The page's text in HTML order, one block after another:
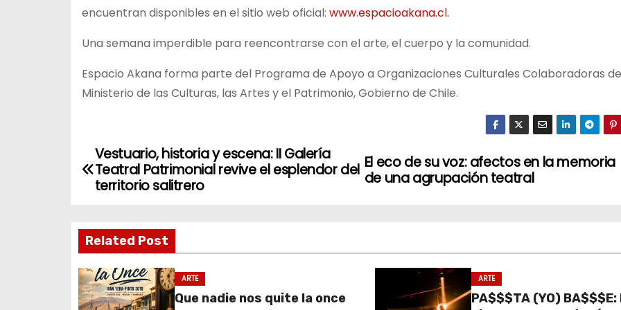
encuentran disponibles en el sitio web oficial: www.espacioakana.cl.
Una semana imperdible para reencontrarse con el arte, el cuerpo y la comunidad.
Espacio Akana forma parte del Programa de Apoyo a Organizaciones Culturales Colaboradoras
Ministerio de las Culturas, las Artes y el Patrimonio, Gobierno de Chile.
N
e
g
El eco de su voz: afectos en la memoria
de una agrupación teatral
Vestuario, historia y escena: II Galería
Teatral Patrimonial revive el esplendor del
territorio salitrero
Related Post
ARTE
Que nadie nos quite la once
ARTE
PA$$$TA (YO) BA$$$E: